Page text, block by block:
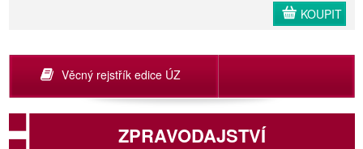
KOUPIT
Věcný rejstřík edice ÚZ
ZPRAVODAJSTVÍ